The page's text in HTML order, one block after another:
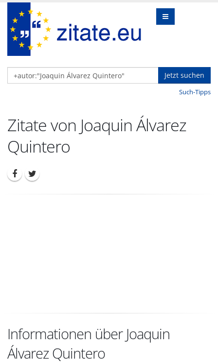
Jetzt suchen
Such-Tipps
Zitate von Joaquin Álvarez
Quintero
Informationen über Joaquin
Álvarez Quintero